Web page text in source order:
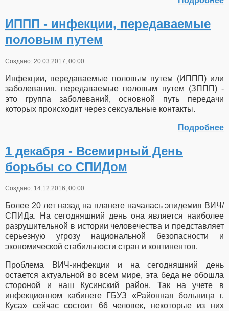
ИППП - инфекции, передаваемые
половым путем
Создано: 20.03.2017, 00:00
Инфекции, передаваемые половым путем (ИППП) или
заболевания, передаваемые половым путем (ЗППП) -
это группа заболеваний, основной путь передачи
которых происходит через сексуальные контакты.
Подробнее
1 декабря - Всемирный День
борьбы со СПИДом
Создано: 14.12.2016, 00:00
Более 20 лет назад на планете началась эпидемия ВИЧ/
СПИДа. На сегодняшний день она является наиболее
разрушительной в истории человечества и представляет
серьезную угрозу национальной безопасности и
экономической стабильности стран и континентов.
Проблема ВИЧ-инфекции и на сегодняшний день
остается актуальной во всем мире, эта беда не обошла
стороной и наш Кусинский район. Так на учете в
инфекционном кабинете ГБУЗ «Районная больница г.
Куса» сейчас состоит 66 человек, некоторые из них